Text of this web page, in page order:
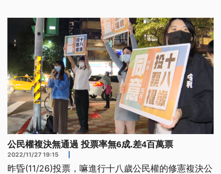
公民權複決無通過 投票率無6成.差4百萬票
2022/11/27 19:15
昨昏(11/26)投票，嘛進行十八歲公民權的修憲複決公